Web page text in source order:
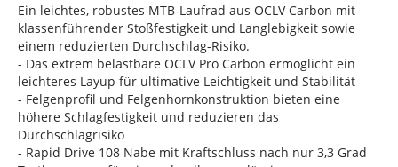
Ein leichtes, robustes MTB-Laufrad aus OCLV Carbon mit
klassenführender Stoßfestigkeit und Langlebigkeit sowie
einem reduzierten Durchschlag-Risiko.
- Das extrem belastbare OCLV Pro Carbon ermöglicht ein
leichteres Layup für ultimative Leichtigkeit und Stabilität
- Felgenprofil und Felgenhornkonstruktion bieten eine
höhere Schlagfestigkeit und reduzieren das
Durchschlagrisiko
- Rapid Drive 108 Nabe mit Kraftschluss nach nur 3,3 Grad